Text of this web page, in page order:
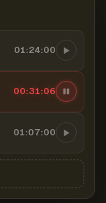
01:24:00
00:31:07
01:07:00